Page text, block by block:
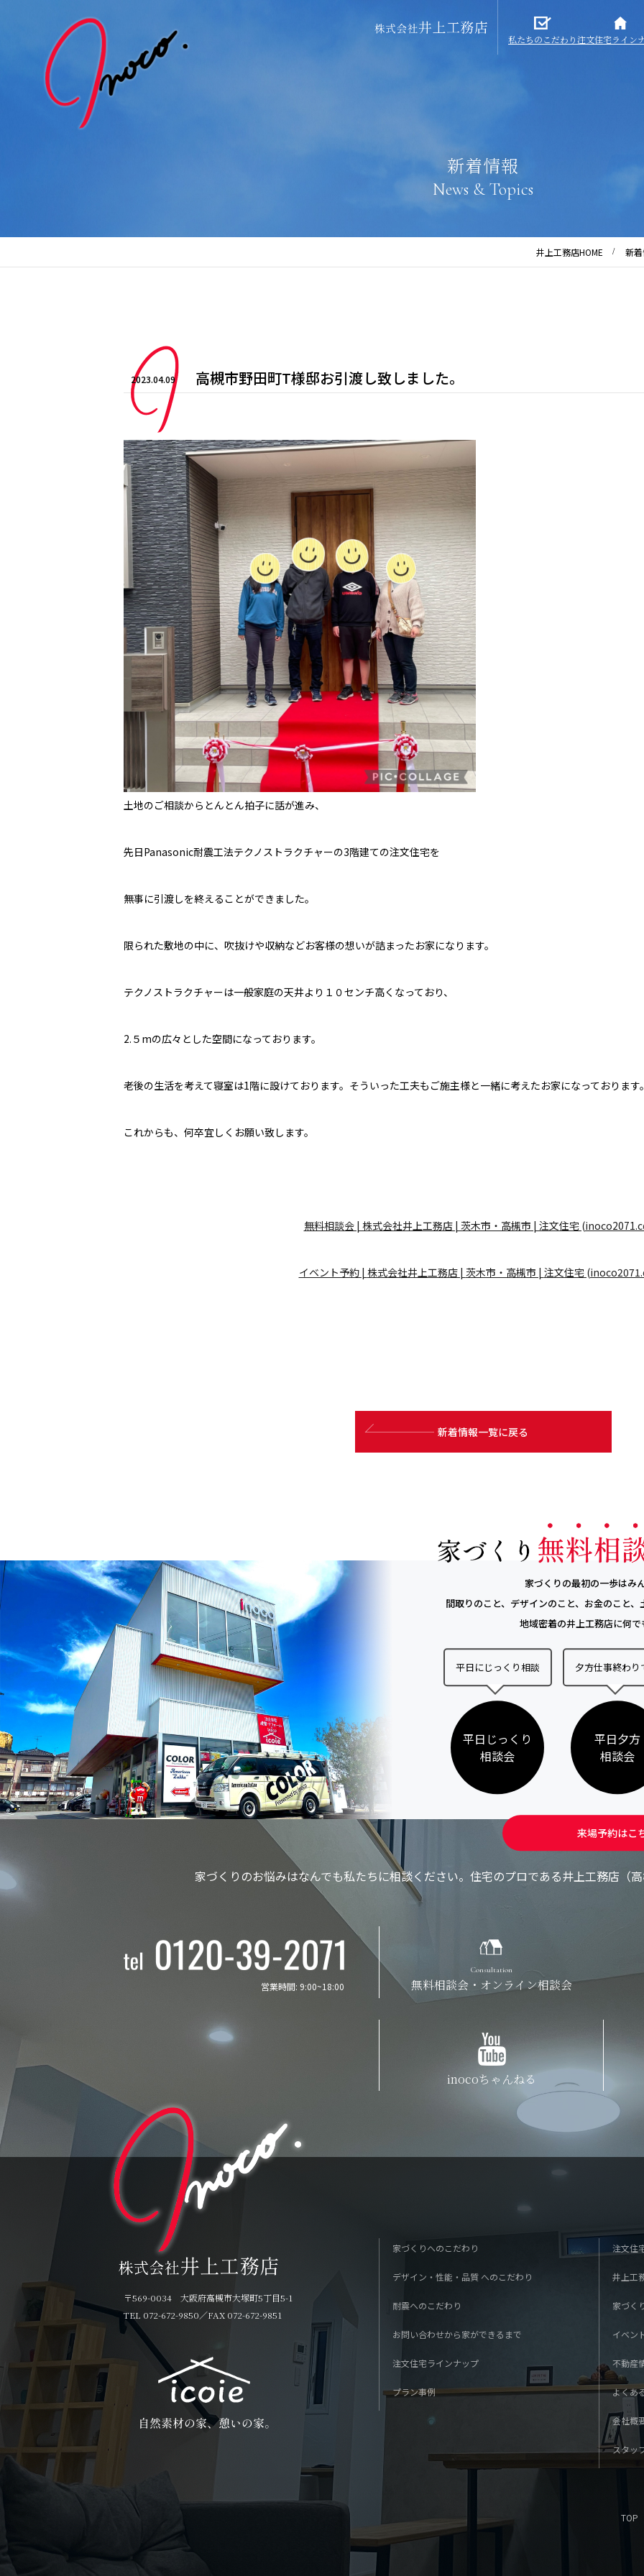
私たちのこだわり注文住宅ライン
新着情報
News & Topics
井上工務店HOME 新
2023.04.09 高槻市野田町T様邸お引渡し致しました。
土地のご相談からとんとん拍子に話が進み、
先日Panasonic耐震工法テクノストラクチャーの3階建ての注文住宅を
無事に引渡しを終えることができました。
限られた敷地の中に、吹抜けや収納などお客様の想いが詰まったお家になります。
テクノストラクチャーは一般家庭の天井より１０センチ高くなっており、
2.５mの広々とした空間になっております。
老後の生活を考えて寝室は1階に設けております。そういった工夫もご施主様と一緒に考えたお家になっております。
これからも、何卒宜しくお願い致します。
無料相談会 | 株式会社井上工務店 | 茨木市・高槻市 | 注文住宅
イベント予約 | 株式会社井上工務店 | 茨木市・高槻市 | 注文住宅
新着情報一覧に戻る
家づくりの最初の一歩はみ
間取りのこと、デザインのこと、お金のこと
地域密着の井上工務店に何で
平日にじっくり相談
平日じっくり
相談会
夕方仕事終わり
平日夕方
相談会
来場予約はこ
家づくりのお悩みはなんでも私たちに相談ください。 住宅のプロである井上工務店（
営業時間: 9:00~18:00
Consultation
無料相談会・ オンライン相談会
inocoちゃんねる
〒569-0034 大阪府高槻市大塚町5丁目5-1
TEL 072-672-9850／FAX 072-672-9851
家づくりへのこだわり
デザイン・性能・品質 へのこだわり
耐震へのこだわり
お問い合わせから家ができるまで
注文住宅ラインナップ
プラン事例
注文住
井上工
家づく
イベン
不動産
よくあ
会社概
スタッ
TOP